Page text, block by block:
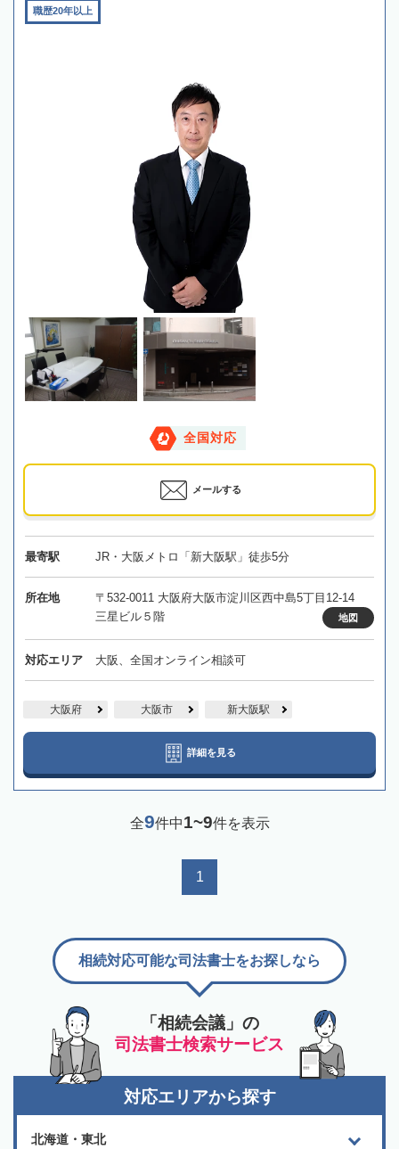
職歴20年以上
全国対応
メールする
最寄駅 JR・大阪メトロ「新大阪駅」徒歩5分
所在地
〒532-0011 大阪府大阪市淀川区西中島5丁目12-14
三星ビル５階
地図
対応エリア 大阪、全国オンライン相談可
大阪府 大阪市 新大阪駅
詳細を見る
全9件中1~9件を表示
1
「相続会議」の
司法書士検索サービス
相続対応可能な司法書士をお探しなら
対応エリアから探す
北海道・東北